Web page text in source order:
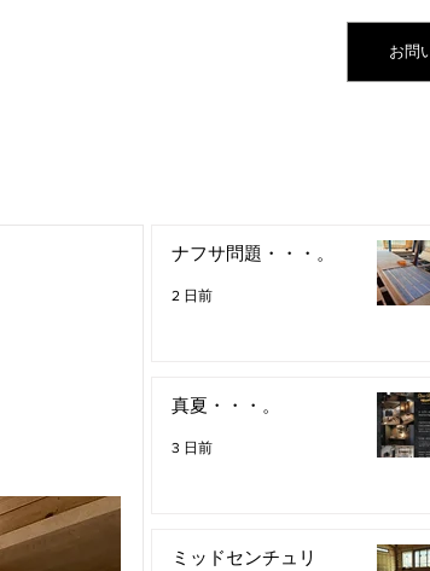
お問
ナフサ問題・・・。
2 日前
真夏・・・。
3 日前
ミッドセンチュリ